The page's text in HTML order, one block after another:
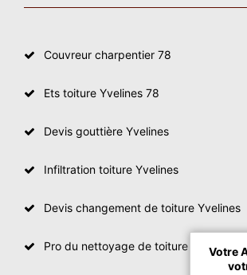
Couvreur charpentier 78
Ets toiture Yvelines 78
Devis gouttière Yvelines
Infiltration toiture Yvelines
Devis changement de toiture Yvelines
Pro du nettoyage de toiture
Votre